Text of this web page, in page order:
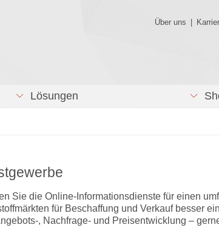
Über uns
Lösungen
Sie die Online-Informationsdienste für einen
für Beschaffung und Verkauf besser
, Nachfrage- und Preisentwicklung –